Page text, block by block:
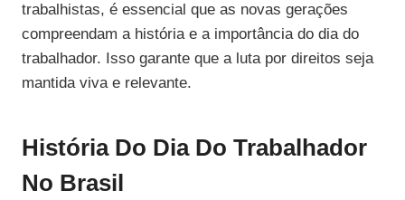
trabalhistas, é essencial que as novas gerações
compreendam a história e a importância do dia do
trabalhador. Isso garante que a luta por direitos seja
mantida viva e relevante.
História Do Dia Do Trabalhador
No Brasil